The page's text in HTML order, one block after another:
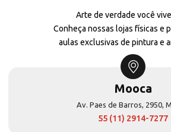
Arte de verdade você
Conheça nossas lojas físicas e
aulas exclusivas de pintura e
Mooca
Av. Paes de Barros, 2950,
55 (11) 2914-7277